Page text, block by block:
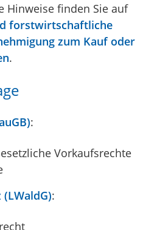
Hinweise finden Sie auf
forstwirtschaftliche
zum Kauf oder
.
:
Vorkaufsrechte
: